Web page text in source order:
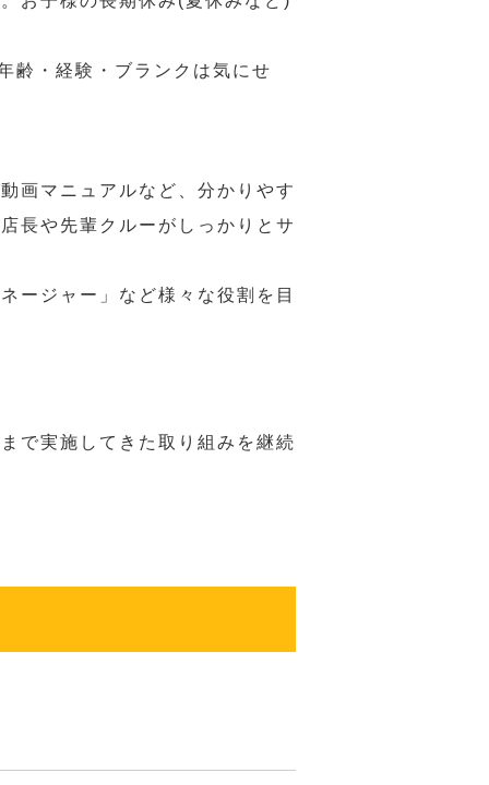
齢・経験・ブランクは気にせ
画マニュアルなど、分かりやす
長や先輩クルーがしっかりとサ
ージャー」など様々な役割を目
で実施してきた取り組みを継続